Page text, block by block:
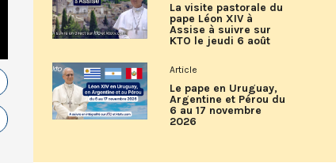
La visite pastorale du
pape Léon XIV à
Assise à suivre sur
KTO le jeudi 6 août
Article
Le pape en Uruguay,
Argentine et Pérou du
6 au 17 novembre
2026